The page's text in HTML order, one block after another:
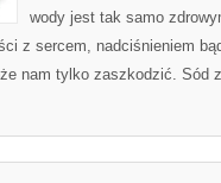
wody jest tak samo
z sercem, nadciśnieniem
nam tylko zaszkodzić. Sód